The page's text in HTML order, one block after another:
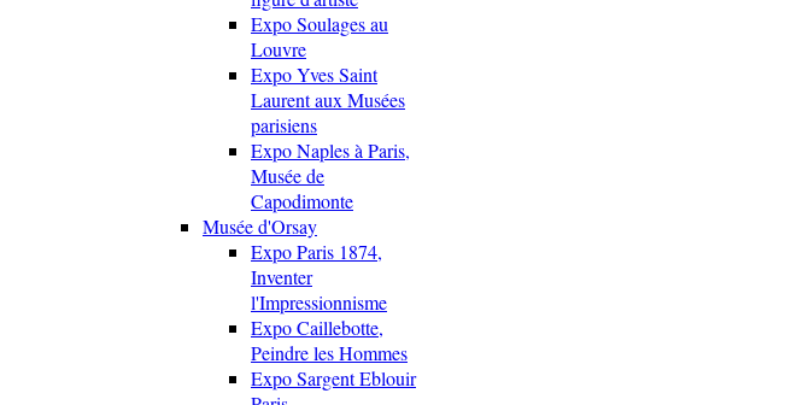
Expo Soulages au
Louvre
Expo Yves Saint
Laurent aux Musées
parisiens
Expo Naples à Paris,
Musée de
Capodimonte
Musée d'Orsay
Expo Paris 1874,
Inventer
l'Impressionnisme
Expo Caillebotte,
Peindre les Hommes
Expo Sargent Eblouir